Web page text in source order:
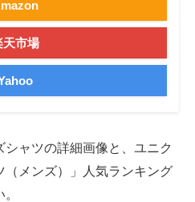
天市場
ャツの詳細画像と、ユニク
（メンズ）」人気ランキング